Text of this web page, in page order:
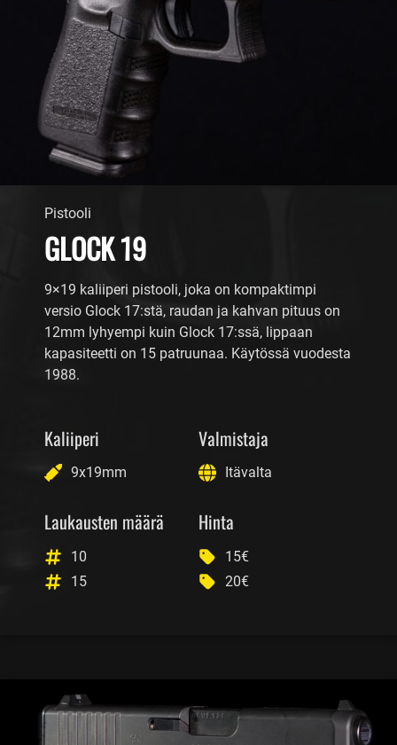
Pistooli
GLOCK 19
9×19 kaliiperi pistooli, joka on kompaktimpi
versio Glock 17:stä, raudan ja kahvan pituus on
12mm lyhyempi kuin Glock 17:ssä, lippaan
kapasiteetti on 15 patruunaa. Käytössä vuodesta
1988.
Kaliiperi
9x19mm
Valmistaja
Itävalta
Laukausten määrä
10
15
Hinta
15€
20€